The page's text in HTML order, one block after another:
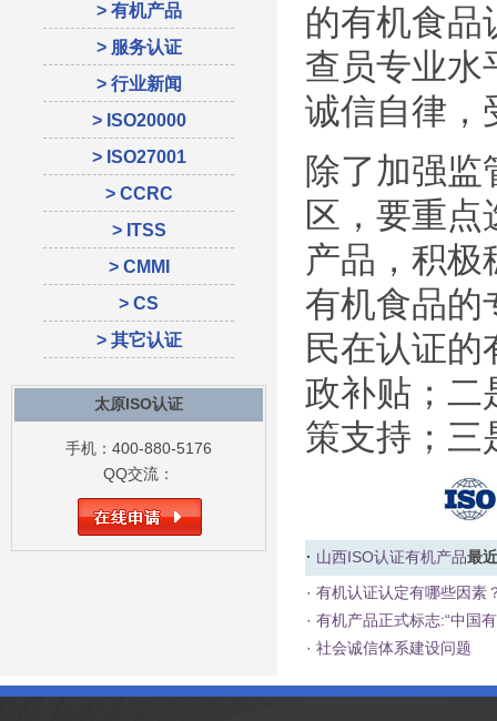
> 有机产品
> 服务认证
> 行业新闻
> ISO20000
> ISO27001
> CCRC
> ITSS
> CMMI
> CS
> 其它认证
太原ISO认证
手机：400-880-5176
QQ交流：
的有机食品
查员专业水
诚信自律，
除了加强监
区，要重
产品，积极
有机食品的
民在认证
政补贴；二
策支持；三
· 山西ISO认证有机产品最
· 有机认证认定有哪些因素
· 有机产品正式标志:“中国
· 社会诚信体系建设问题